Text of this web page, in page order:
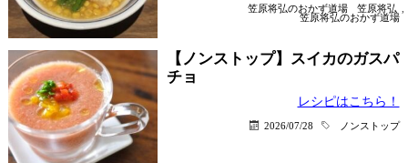
笠原将弘のおかず道場
笠原将弘
笠原将弘のおかず道場
【ノンストップ】スイカのガスパ
チョ
レシピはこちら！
2026/07/28 ノンストップ